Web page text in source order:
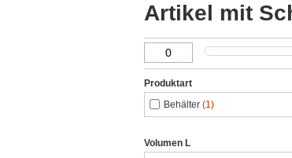
Artikel mit
Produktart
Behälter (1)
Volumen L